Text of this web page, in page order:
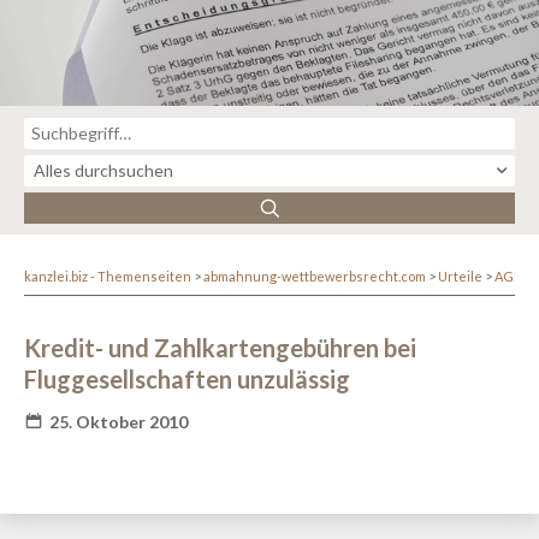
kanzlei.biz - Themenseiten abmahnung-wettbewerbsrecht.com Urteile AGB-
Kredit- und Zahlkartengebühren bei
Fluggesellschaften unzulässig
25. Oktober 2010